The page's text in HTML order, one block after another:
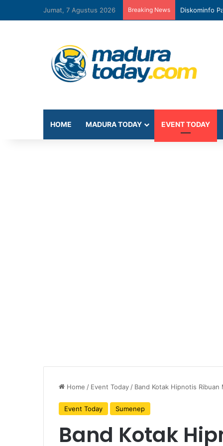
Jumat, 7 Agustus 2026 Breaking News Diskominfo
HOME MADURA TODAY EVENT TODAY
Home / Event Today/ Band Kotak Hipnotis
Event Today Sumenep
Band Kotak